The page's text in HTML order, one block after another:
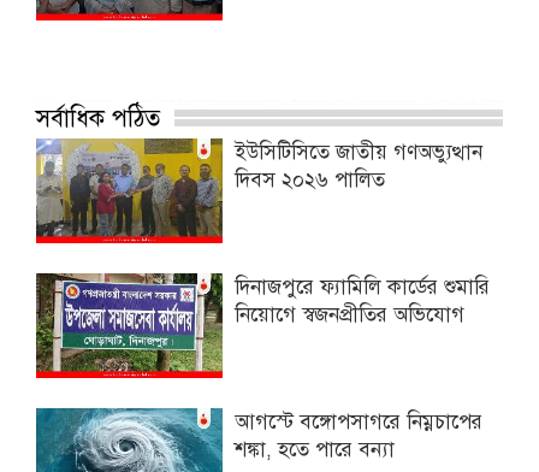
সর্বাধিক পঠিত
ইউসিটিসিতে জাতীয় গণঅভ্যুত্থান
দিবস ২০২৬ পালিত
দিনাজপুরে ফ্যামিলি কার্ডের শুমারি
নিয়োগে স্বজনপ্রীতির অভিযোগ
আগস্টে বঙ্গোপসাগরে নিম্নচাপের
শঙ্কা, হতে পারে বন্যা